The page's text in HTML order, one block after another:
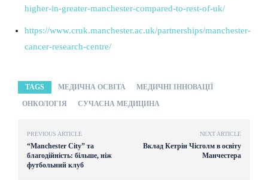
higher-in-greater-manchester-compared-to-rest-of-uk/
https://www.cruk.manchester.ac.uk/partnerships/manchester-
cancer-research-centre/
TAGS МЕДИЧНА ОСВІТА
МЕДИЧНІ ІННОВАЦІЇ
ОНКОЛОГІЯ
СУЧАСНА МЕДИЦИНА
PREVIOUS ARTICLE
“Manchester City” та
благодійність: більше, ніж
футбольний клуб
NEXT ARTICLE
Вклад Кетрін Чісголм в освіту
Манчестера